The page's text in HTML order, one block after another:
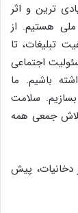
ترین و اثر
هستیم. از
تبلیغات، تا
اجتماعی
باشیم. ما
بسازیم. سلامت
جمعی همه
دخانیات، پیش